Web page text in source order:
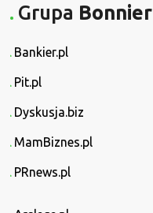
Grupa Bonnier
Bankier.pl
Pit.pl
Dyskusja.biz
MamBiznes.pl
PRnews.pl